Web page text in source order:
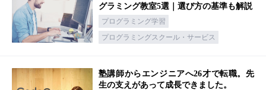
グラミング教室5選｜選び方の基準も解説
プログラミング学習
プログラミングスクール・サービス
塾講師からエンジニアへ26才で転職。先
生の支えがあって成長できました。